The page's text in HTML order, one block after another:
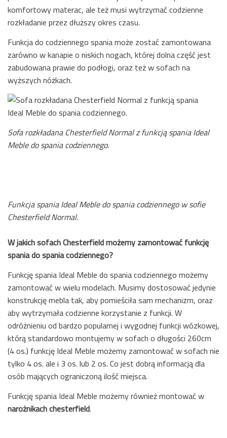
komfortowy materac, ale też musi wytrzymać codzienne
rozkładanie przez dłuższy okres czasu.
Funkcja do codziennego spania może zostać zamontowana
zarówno w kanapie o niskich nogach, której dolna część jest
zabudowana prawie do podłogi, oraz też w sofach na
wyższych nóżkach.
Sofa rozkładana Chesterfield Normal z funkcją spania Ideal
Meble do spania codziennego.
Funkcja spania Ideal Meble do spania codziennego w sofie
Chesterfield Normal.
W jakich sofach Chesterfield możemy zamontować funkcję
spania do spania codziennego?
Funkcję spania Ideal Meble do spania codziennego możemy
zamontować w wielu modelach. Musimy dostosować jedynie
konstrukcję mebla tak, aby pomieściła sam mechanizm, oraz
aby wytrzymała codzienne korzystanie z funkcji. W
odróżnieniu od bardzo popularnej i wygodnej funkcji wózkowej,
którą standardowo montujemy w sofach o długości 260cm
(4 os.) funkcję Ideal Meble możemy zamontować w sofach nie
tylko 4 os. ale i 3 os. lub 2 os. Co jest dobrą informacją dla
osób mających ograniczoną ilość miejsca.
Funkcję spania Ideal Meble możemy również montować w
narożnikach chesterfield.